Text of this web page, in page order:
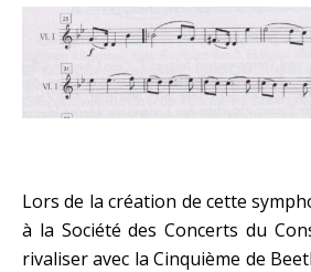
Lors de la création de cette
à la Société des Concerts du
rivaliser avec la Cinquième de